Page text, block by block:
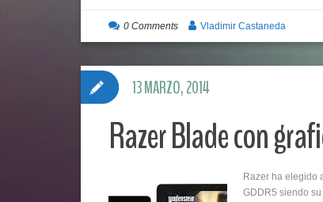
0 Comments Vladimir Castaneda
Razer Blade con
Razer ha elegido
GDDR5 siendo
13 MARZO, 2014